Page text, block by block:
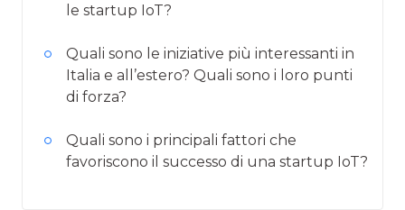
le startup IoT?
Quali sono le iniziative più interessanti in
Italia e all’estero? Quali sono i loro punti
di forza?
Quali sono i principali fattori che
favoriscono il successo di una startup IoT?